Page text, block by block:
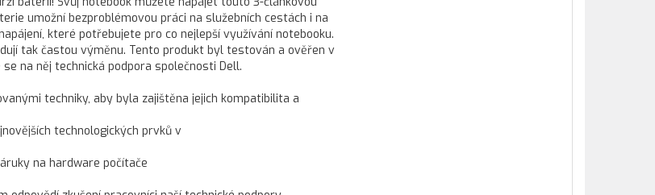
umožní bezproblémovou práci na služebních cestách i na
které potřebujete pro co nejlepší využívání notebooku.
tak častou výměnu. Tento produkt byl testován a ověřen v
na něj technická podpora společnosti Dell.
techniky, aby byla zajištěna jejich kompatibilita a
technologických prvků v
na hardware počítače